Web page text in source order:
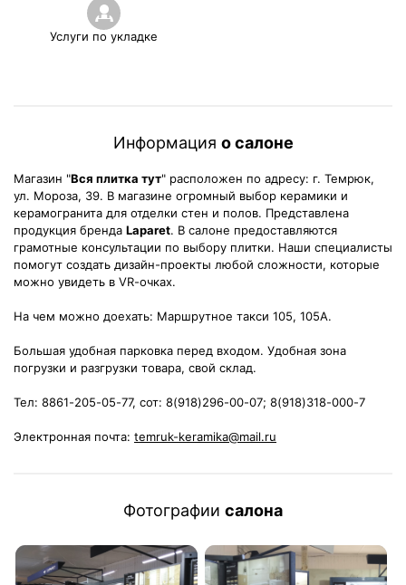
Услуги по укладке
Информация о салоне
Магазин "Вся плитка тут" расположен по адресу: г. Темрюк,
ул. Мороза, 39. В магазине огромный выбор керамики и
керамогранита для отделки стен и полов. Представлена
продукция бренда Laparet. В салоне предоставляются
грамотные консультации по выбору плитки. Наши специалисты
помогут создать дизайн-проекты любой сложности, которые
можно увидеть в VR-очках.
На чем можно доехать: Маршрутное такси 105, 105А.
Большая удобная парковка перед входом. Удобная зона
погрузки и разгрузки товара, свой склад.
Тел: 8861-205-05-77, сот: 8(918)296-00-07; 8(918)318-000-7
Электронная почта: temruk-keramika@mail.ru
Фотографии салона